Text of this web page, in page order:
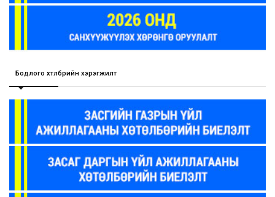
Бодлого хөтөлбөрийн хэрэгжилт